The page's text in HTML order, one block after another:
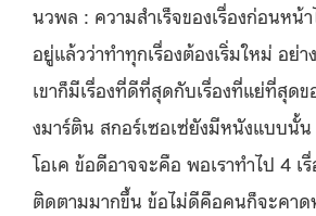
นวพล : ความสำเร็จของเรื่องก่อนหน้
อยู่แล้วว่าทำทุกเรื่องต้องเริ่มใหม่ อย่
เขาก็มีเรื่องที่ดีที่สุดกับเรื่องที่แย่ที่สุดข
งมาร์ติน สกอร์เซอเซ่ยังมีหนังแบบนั้น
โอเค ข้อดีอาจจะคือ พอเราทำไป 4 เ
ติดตามมากขึ้น ข้อไม่ดีคือคนก็จะคาด